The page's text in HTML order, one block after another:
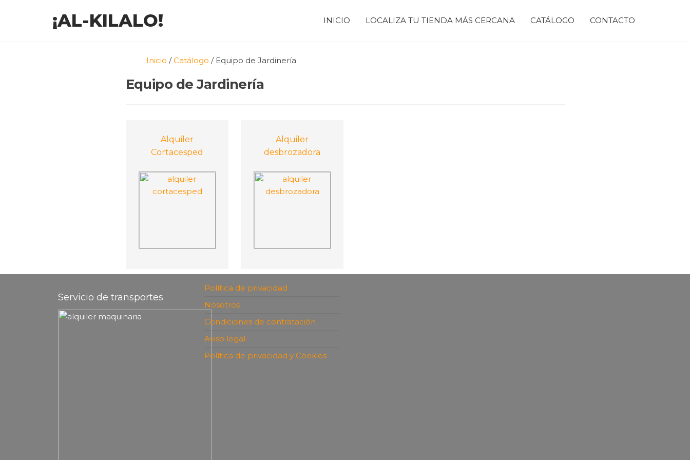
¡AL-KILALO! INICIO LOCALIZA TU TIENDA MÁS CERCANA CATÁLOGO CONTACTO
Inicio /Catálogo / Equipo de Jardinería
Equipo de Jardinería
Alquiler
Cortacesped
Alquiler
desbrozadora
Servicio de transportes
Política de privacidad
Nosotros
Condiciones de contratación
Aviso legal
Política de privacidad y Cookies